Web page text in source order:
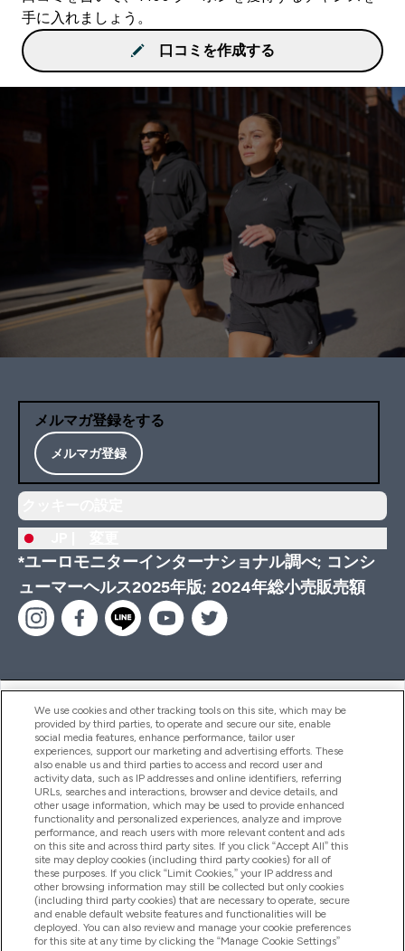
手に入れましょう。
口コミを作成する
メルマガ登録をする
メルマガ登録
*ユーロモニターインターナショナル調べ; コンシ
ューマーヘルス2025年版; 2024年総小売販売額
ヘルプ＆ガイド
商品について
会社概要
特典＆ポイント
We use cookies and other tracking tools on this site, which may be
provided by third parties, to operate and secure our site, enable
social media features, enhance performance, tailor user
experiences, support our marketing and advertising efforts. These
also enable us and third parties to access and record user and
activity data, such as IP addresses and online identifiers, referring
URLs, searches and interactions, browser and device details, and
other usage information, which may be used to provide enhanced
functionality and personalized experiences, analyze and improve
performance, and reach users with more relevant content and ads
on this site and across third party sites. If you click “Accept All” this
site may deploy cookies (including third party cookies) for all of
these purposes. If you click “Limit Cookies,” your IP address and
other browsing information may still be collected but only cookies
(including third party cookies) that are necessary to operate, secure
and enable default website features and functionalities will be
deployed. You can also review and manage your cookie preferences
for this site at any time by clicking the “Manage Cookie Settings”